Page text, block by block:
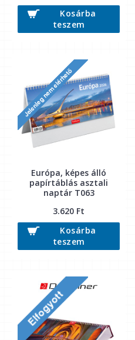
Kosárba
teszem
Európa, képes álló
papírtáblás asztali
naptár T063
3.620 Ft
Kosárba
teszem